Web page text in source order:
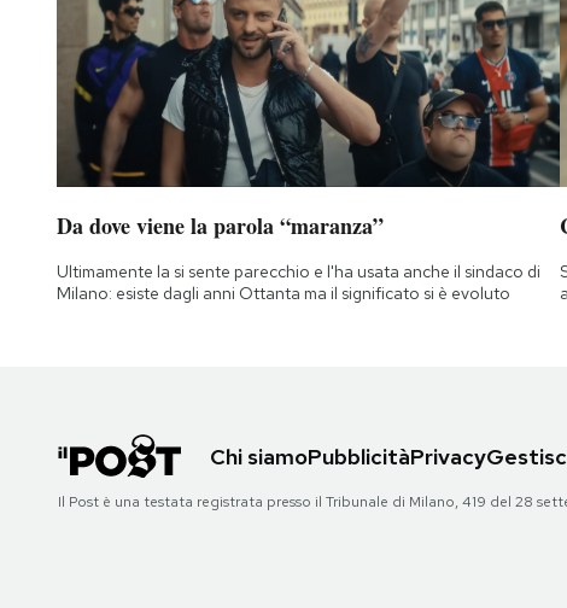
Area Personale
Newsletter
Notifiche mobile
Regala il Post
Hai bisogno di aiuto?
Esci
Da dove viene la parola “maranza”
Ultimamente la si sente parecchio e l'ha usata anche il sindaco di
Milano: esiste dagli anni Ottanta ma il significato si è evoluto
Chi siamoPubblicitàPrivacy
Il Post è una testata registrata presso il Tribunale di Milano, 419 del 28